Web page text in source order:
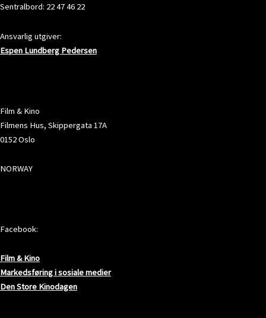
Sentralbord: 22 47 46 22
Ansvarlig utgiver:
Espen Lundberg Pedersen
Film & Kino
Filmens Hus, Skippergata 17A
0152 Oslo
NORWAY
Facebook:
Film & Kino
Markedsføring i sosiale medier
Den Store Kinodagen